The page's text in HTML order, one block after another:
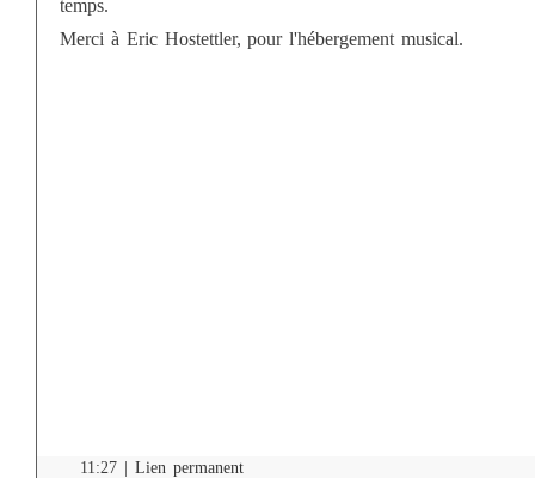
temps.
Merci à Eric Hostettler, pour l'hébergement musical.
11:27 | Lien permanent